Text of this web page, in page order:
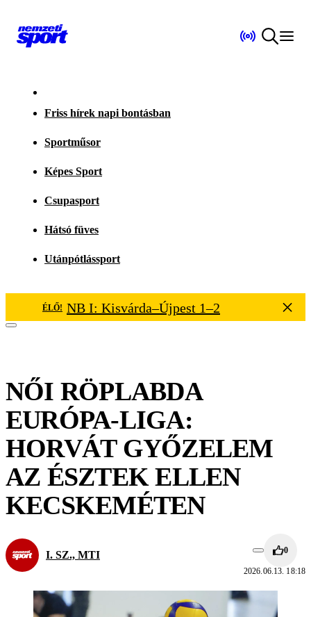
Friss hírek napi bontásban
Sportműsor
Képes Sport
Csupasport
Hátsó füves
Utánpótlássport
ÉLŐ! NB I: Kisvárda–Újpest 1–2
NŐI RÖPLABDA
EURÓPA-LIGA:
HORVÁT GYŐZELEM
AZ ÉSZTEK ELLEN
KECSKEMÉTEN
I. SZ., MTI 0
2026.06.13. 18:18